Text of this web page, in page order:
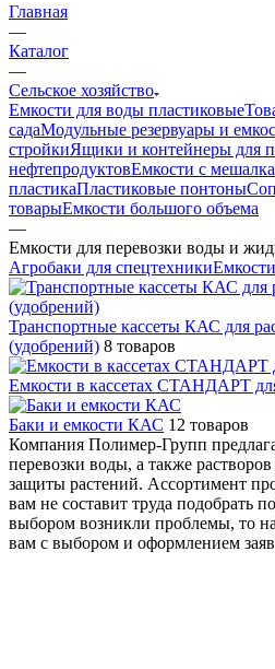
Главная
—
Каталог
—
Сельское хозяйство
Емкости для воды пластиковые
садаМодульные резервуары и
стройкиЯщики и контейнеры для
нефтепродуктовЕмкости с
пластикаПластиковые понтоны
товарыЕмкости большого объема
—
Емкости для перевозки воды и
Агробаки для спецтехники
Транспортные кассеты КАС для
(удобрений) 8 товаров
Емкости в кассетах СТАНДАРТ
Баки и емкости КАС 12 товаров
Компания Полимер-Групп
перевозки воды, а также
защиты растений. Ассортимент
вам не составит труда подобрать
выбором возникли проблемы, то
вам с выбором и оформлением